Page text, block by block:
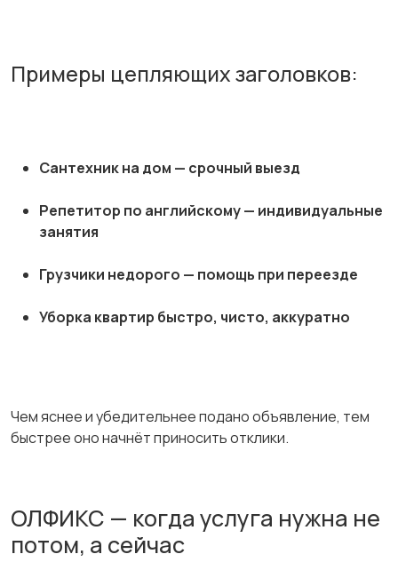
Примеры цепляющих заголовков:
Сантехник на дом — срочный выезд
Репетитор по английскому — индивидуальные
занятия
Грузчики недорого — помощь при переезде
Уборка квартир быстро, чисто, аккуратно
Чем яснее и убедительнее подано объявление, тем
быстрее оно начнёт приносить отклики.
ОЛФИКС — когда услуга нужна не
потом, а сейчас